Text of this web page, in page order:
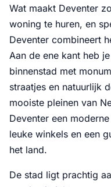
Wat maakt Deventer
woning te huren, en
Deventer combineert
Aan de ene kant heb
binnenstad met
straatjes en natuurlijk
mooiste pleinen van
Deventer een
leuke winkels en een
het land.
De stad ligt prachtig